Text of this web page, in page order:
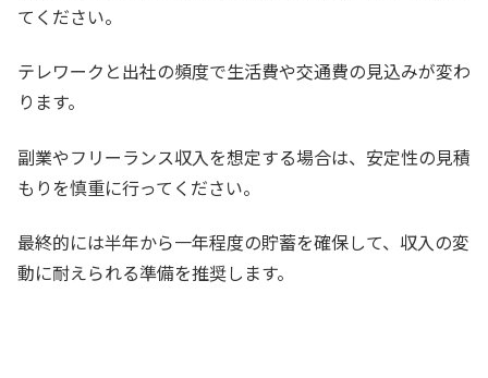
てください。
テレワークと出社の頻度で生活費や交通費の見込みが変わ
ります。
副業やフリーランス収入を想定する場合は、安定性の見積
もりを慎重に行ってください。
最終的には半年から一年程度の貯蓄を確保して、収入の変
動に耐えられる準備を推奨します。